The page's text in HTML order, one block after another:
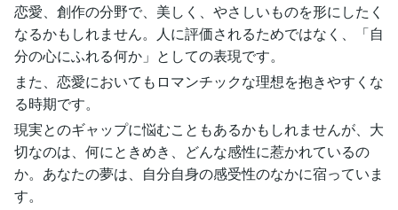
恋愛、創作の分野で、美しく、やさしいものを形にしたく
なるかもしれません。人に評価されるためではなく、「自
分の心にふれる何か」としての表現です。
また、恋愛においてもロマンチックな理想を抱きやすくな
る時期です。
現実とのギャップに悩むこともあるかもしれませんが、大
切なのは、何にときめき、どんな感性に惹かれているの
か。あなたの夢は、自分自身の感受性のなかに宿っていま
す。